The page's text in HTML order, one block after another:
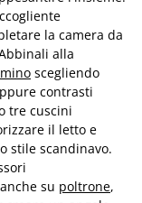
la camera da
alla
scegliendo
contrasti
tre cuscini
il letto e
stile scandinavo.
su poltrone,